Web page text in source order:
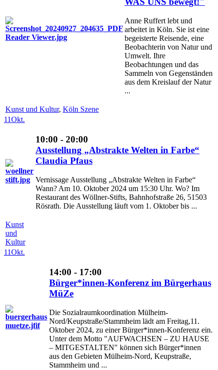
Anne Ruffert lebt und
arbeitet in Köln. Sie ist eine
begeisterte Reisende, eine
Beobachterin von Natur und
Umwelt. Ihre
Beobachtungen und das
Sammeln von Gegenständen
aus dem Kreislauf der Natur
...
Kunst und Kultur, Köln Szene
11Okt.
10:00 - 20:00
Ausstellung „Abstrakte Welten in Farbe“
Claudia Pfaus
Vernissage Ausstellung „Abstrakte Welten in Farbe“
Wann? Am 10. Oktober 2024 um 15:30 Uhr. Wo? Im
Restaurant des Wöllner-Stifts, Bahnhofstraße 26, 51503
Rösrath. Die Ausstellung läuft vom 1. Oktober bis ...
Kunst
und
Kultur
11Okt.
14:00 - 17:00
Bürger*innen-Konferenz im Bürgerhaus
MüZe
Die Sozialraumkoordination Mülheim-
Nord/Keupstraße/Stammheim lädt am Freitag,11.
Oktober 2024, zu einer Bürger*innen-Konferenz ein.
Unter dem Motto "AUFWACHSEN – ZU HAUSE
– MITGESTALTEN" können sich Bürger*innen
aus den Gebieten Mülheim-Nord, Keupstraße,
Stammheim und ...